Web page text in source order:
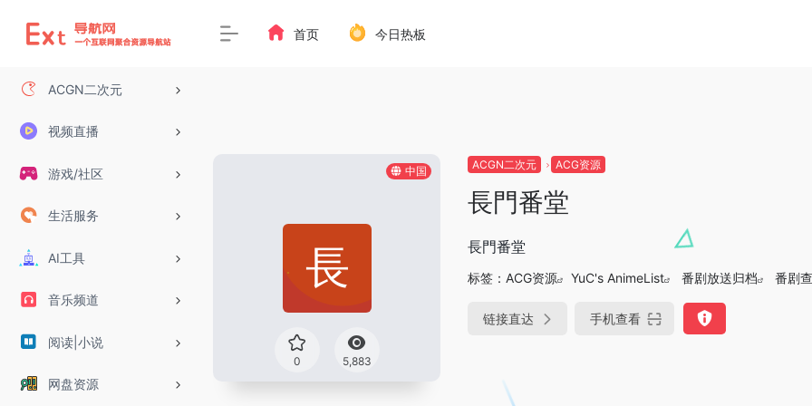
ACGN二次元
视频直播
游戏/社区
生活服务
AI工具
音乐频道
阅读|小说
网盘资源
首页 今日热板
中国
0 5,883
ACGN二次元 ACG资源
長門番堂
長門番堂
标签： ACG资源 YuC's AnimeList 番剧放送归档 番剧
链接直达 手机查看